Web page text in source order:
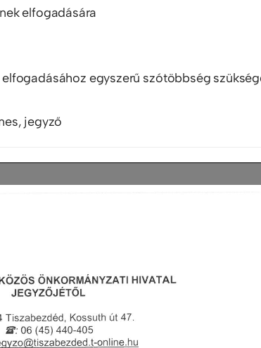
elfogadására
egyszerű szótöbbség
jegyző